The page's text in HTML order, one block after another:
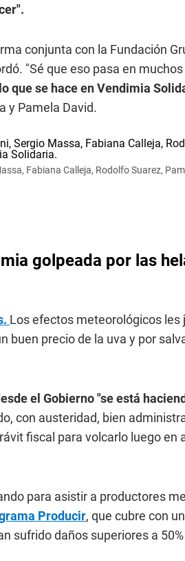
conjunta con la Fundación
"Sé que eso pasa en
se hace en Vendimia
y Pamela David.
Fabiana Calleja, Rodolfo Suarez,
golpeada por las
Los efectos meteorológicos les
precio de la uva y por
el Gobierno "se está
con austeridad, bien
fiscal para volcarlo luego en
para asistir a productores
Producir, que cubre con
sufrido daños superiores a